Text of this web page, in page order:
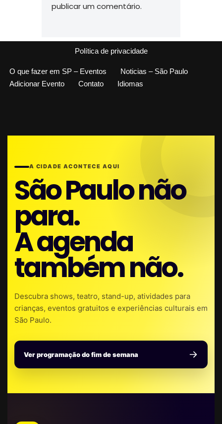
publicar um comentário.
Política de privacidade
O que fazer em SP – Eventos
Noticias – São Paulo
Adicionar Evento
Contato Idiomas
A CIDADE ACONTECE AQUI
São Paulo não
para.
A agenda
também não.
Descubra shows, teatro, stand-up, atividades para
crianças, eventos gratuitos e experiências culturais em
São Paulo.
Ver programação do fim de semana